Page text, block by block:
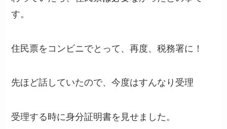
す。
住民票をコンビニでとって、再度、税務署に！
先ほど話していたので、今度はすんなり受理
受理する時に身分証明書を見せました。